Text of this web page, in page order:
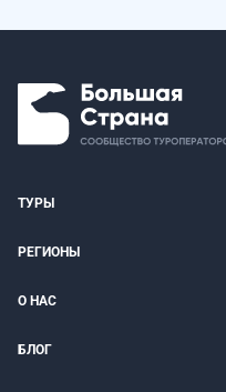
ТУРЫ
РЕГИОНЫ
О НАС
БЛОГ